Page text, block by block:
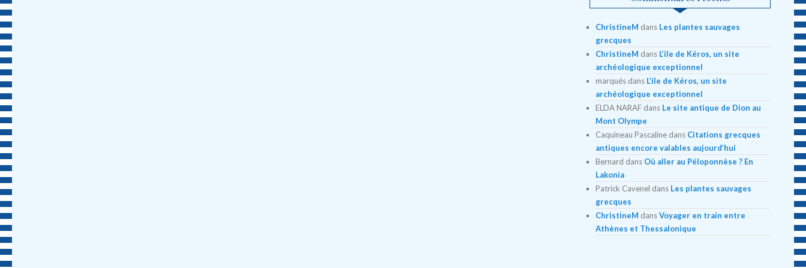
ChristineM dans Les plantes sauvages
grecques
ChristineM dans L’ile de Kéros, un site
archéologique exceptionnel
marquésdans L’ile de Kéros, un site
archéologique exceptionnel
ELDA NARAFdans Le site antique de Dion au
Mont Olympe
Caquineau Pascalinedans Citations grecques
antiques encore valables aujourd’hui
Bernard dans Où aller au Péloponnèse ? En
Lakonia
Patrick Cavenel dans Les plantes sauvages
grecques
ChristineM dansVoyager en train entre
Athènes et Thessalonique